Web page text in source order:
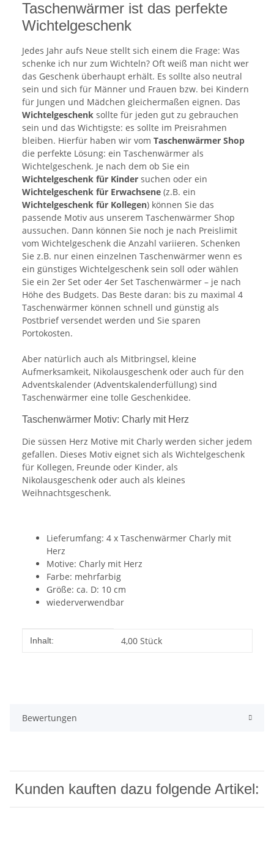
Taschenwärmer ist das perfekte
Wichtelgeschenk
Jedes Jahr aufs Neue stellt sich einem die Frage: Was
schenke ich nur zum Wichteln? Oft weiß man nicht wer
das Geschenk überhaupt erhält. Es sollte also neutral
sein und sich für Männer und Frauen bzw. bei Kindern
für Jungen und Mädchen gleichermaßen eignen. Das
Wichtelgeschenk sollte für jeden gut zu gebrauchen
sein und das Wichtigste: es sollte im Preisrahmen
bleiben. Hierfür haben wir vom Taschenwärmer Shop
die perfekte Lösung: ein Taschenwärmer als
Wichtelgeschenk. Je nach dem ob Sie ein
Wichtelgeschenk für Kinder suchen oder ein
Wichtelgeschenk für Erwachsene (z.B. ein
Wichtelgeschenk für Kollegen) können Sie das
passende Motiv aus unserem Taschenwärmer Shop
aussuchen. Dann können Sie noch je nach Preislimit
vom Wichtelgeschenk die Anzahl variieren. Schenken
Sie z.B. nur einen einzelnen Taschenwärmer wenn es
ein günstiges Wichtelgeschenk sein soll oder wählen
Sie ein 2er Set oder 4er Set Taschenwärmer – je nach
Höhe des Budgets. Das Beste daran: bis zu maximal 4
Taschenwärmer können schnell und günstig als
Postbrief versendet werden und Sie sparen
Portokosten.
Aber natürlich auch als Mitbringsel, kleine
Aufmerksamkeit, Nikolausgeschenk oder auch für den
Adventskalender (Adventskalenderfüllung) sind
Taschenwärmer eine tolle Geschenkidee.
Taschenwärmer Motiv: Charly mit Herz
Die süssen Herz Motive mit Charly werden sicher jedem
gefallen. Dieses Motiv eignet sich als Wichtelgeschenk
für Kollegen, Freunde oder Kinder, als
Nikolausgeschenk oder auch als kleines
Weihnachtsgeschenk.
Lieferumfang: 4 x Taschenwärmer Charly mit
Herz
Motive: Charly mit Herz
Farbe: mehrfarbig
Größe: ca. D: 10 cm
wiederverwendbar
Produkteigenschaft
Wert
Inhalt: 4,00 Stück
Bewertungen
Kunden kauften dazu folgende Artikel: